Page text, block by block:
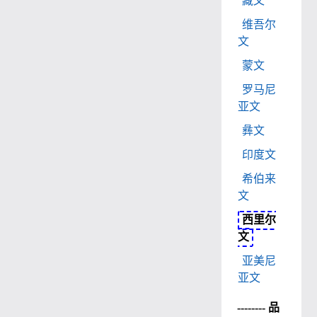
维吾尔
文
蒙文
罗马尼
亚文
彝文
印度文
希伯来
文
西里尔
文
亚美尼
亚文
-------- 品